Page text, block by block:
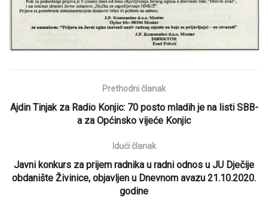
Prethodni članak
Ajdin Tinjak za Radio Konjic: 70 posto mladih je na listi SBB-
a za Općinsko vijeće Konjic
Idući članak
Javni konkurs za prijem radnika u radni odnos u JU Dječije
obdanište Živinice, objavljen u Dnevnom avazu 21.10.2020.
godine